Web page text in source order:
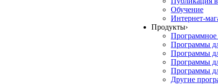
Обучение
Интернет-
Продукты›
Программное
Программы
Программы
Программы
Программы
Другие